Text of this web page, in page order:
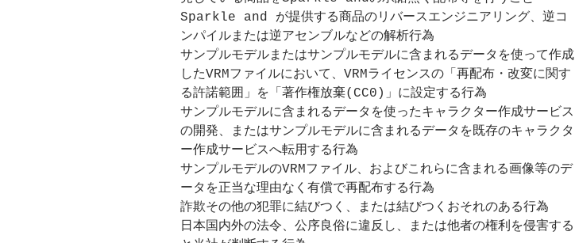
Sparkle and が提供する商品のリバースエンジニアリング、逆コ
ンパイルまたは逆アセンブルなどの解析行為
サンプルモデルまたはサンプルモデルに含まれるデータを使って作成
したVRMファイルにおいて、VRMライセンスの「再配布・改変に関す
る許諾範囲」を「著作権放棄(CC0)」に設定する行為
サンプルモデルに含まれるデータを使ったキャラクター作成サービス
の開発、またはサンプルモデルに含まれるデータを既存のキャラクタ
ー作成サービスへ転用する行為
サンプルモデルのVRMファイル、およびこれらに含まれる画像等のデ
ータを正当な理由なく有償で再配布する行為
詐欺その他の犯罪に結びつく、または結びつくおそれのある行為
日本国内外の法令、公序良俗に違反し、または他者の権利を侵害する